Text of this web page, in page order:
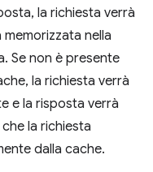
la richiesta verrà
nella
Se non è presente
la richiesta verrà
e la risposta verrà
la richiesta
dalla cache.